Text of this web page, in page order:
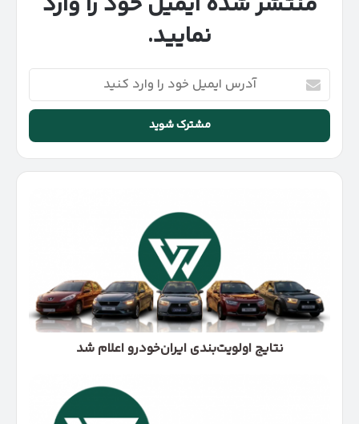
نمایید.
آدرس
ایمیل
خود
وارد
کنید
نتایج اولویت‌بندی ایران‌خودرو اعلام شد